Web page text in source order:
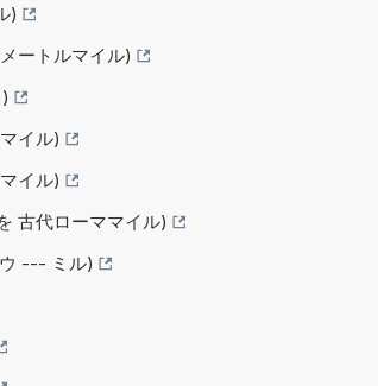
)
ートルマイル)
イル)
イル)
古代ローママイル)
--- ミル)